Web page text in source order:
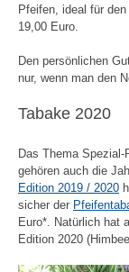
Pfeifen, ideal für
19,00 Euro.
Den persönlichen
nur, wenn man den
Tabake 2020
Das Thema
gehören auch die
Edition 2019 / 2020
sicher der
Euro*. Natürlich hat
Edition 2020